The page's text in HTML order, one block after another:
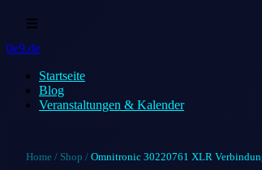
☰
0e9.de
Startseite
Blog
Veranstaltungen & Kalender
Home / Shop / Omnitronic 30220761 XLR